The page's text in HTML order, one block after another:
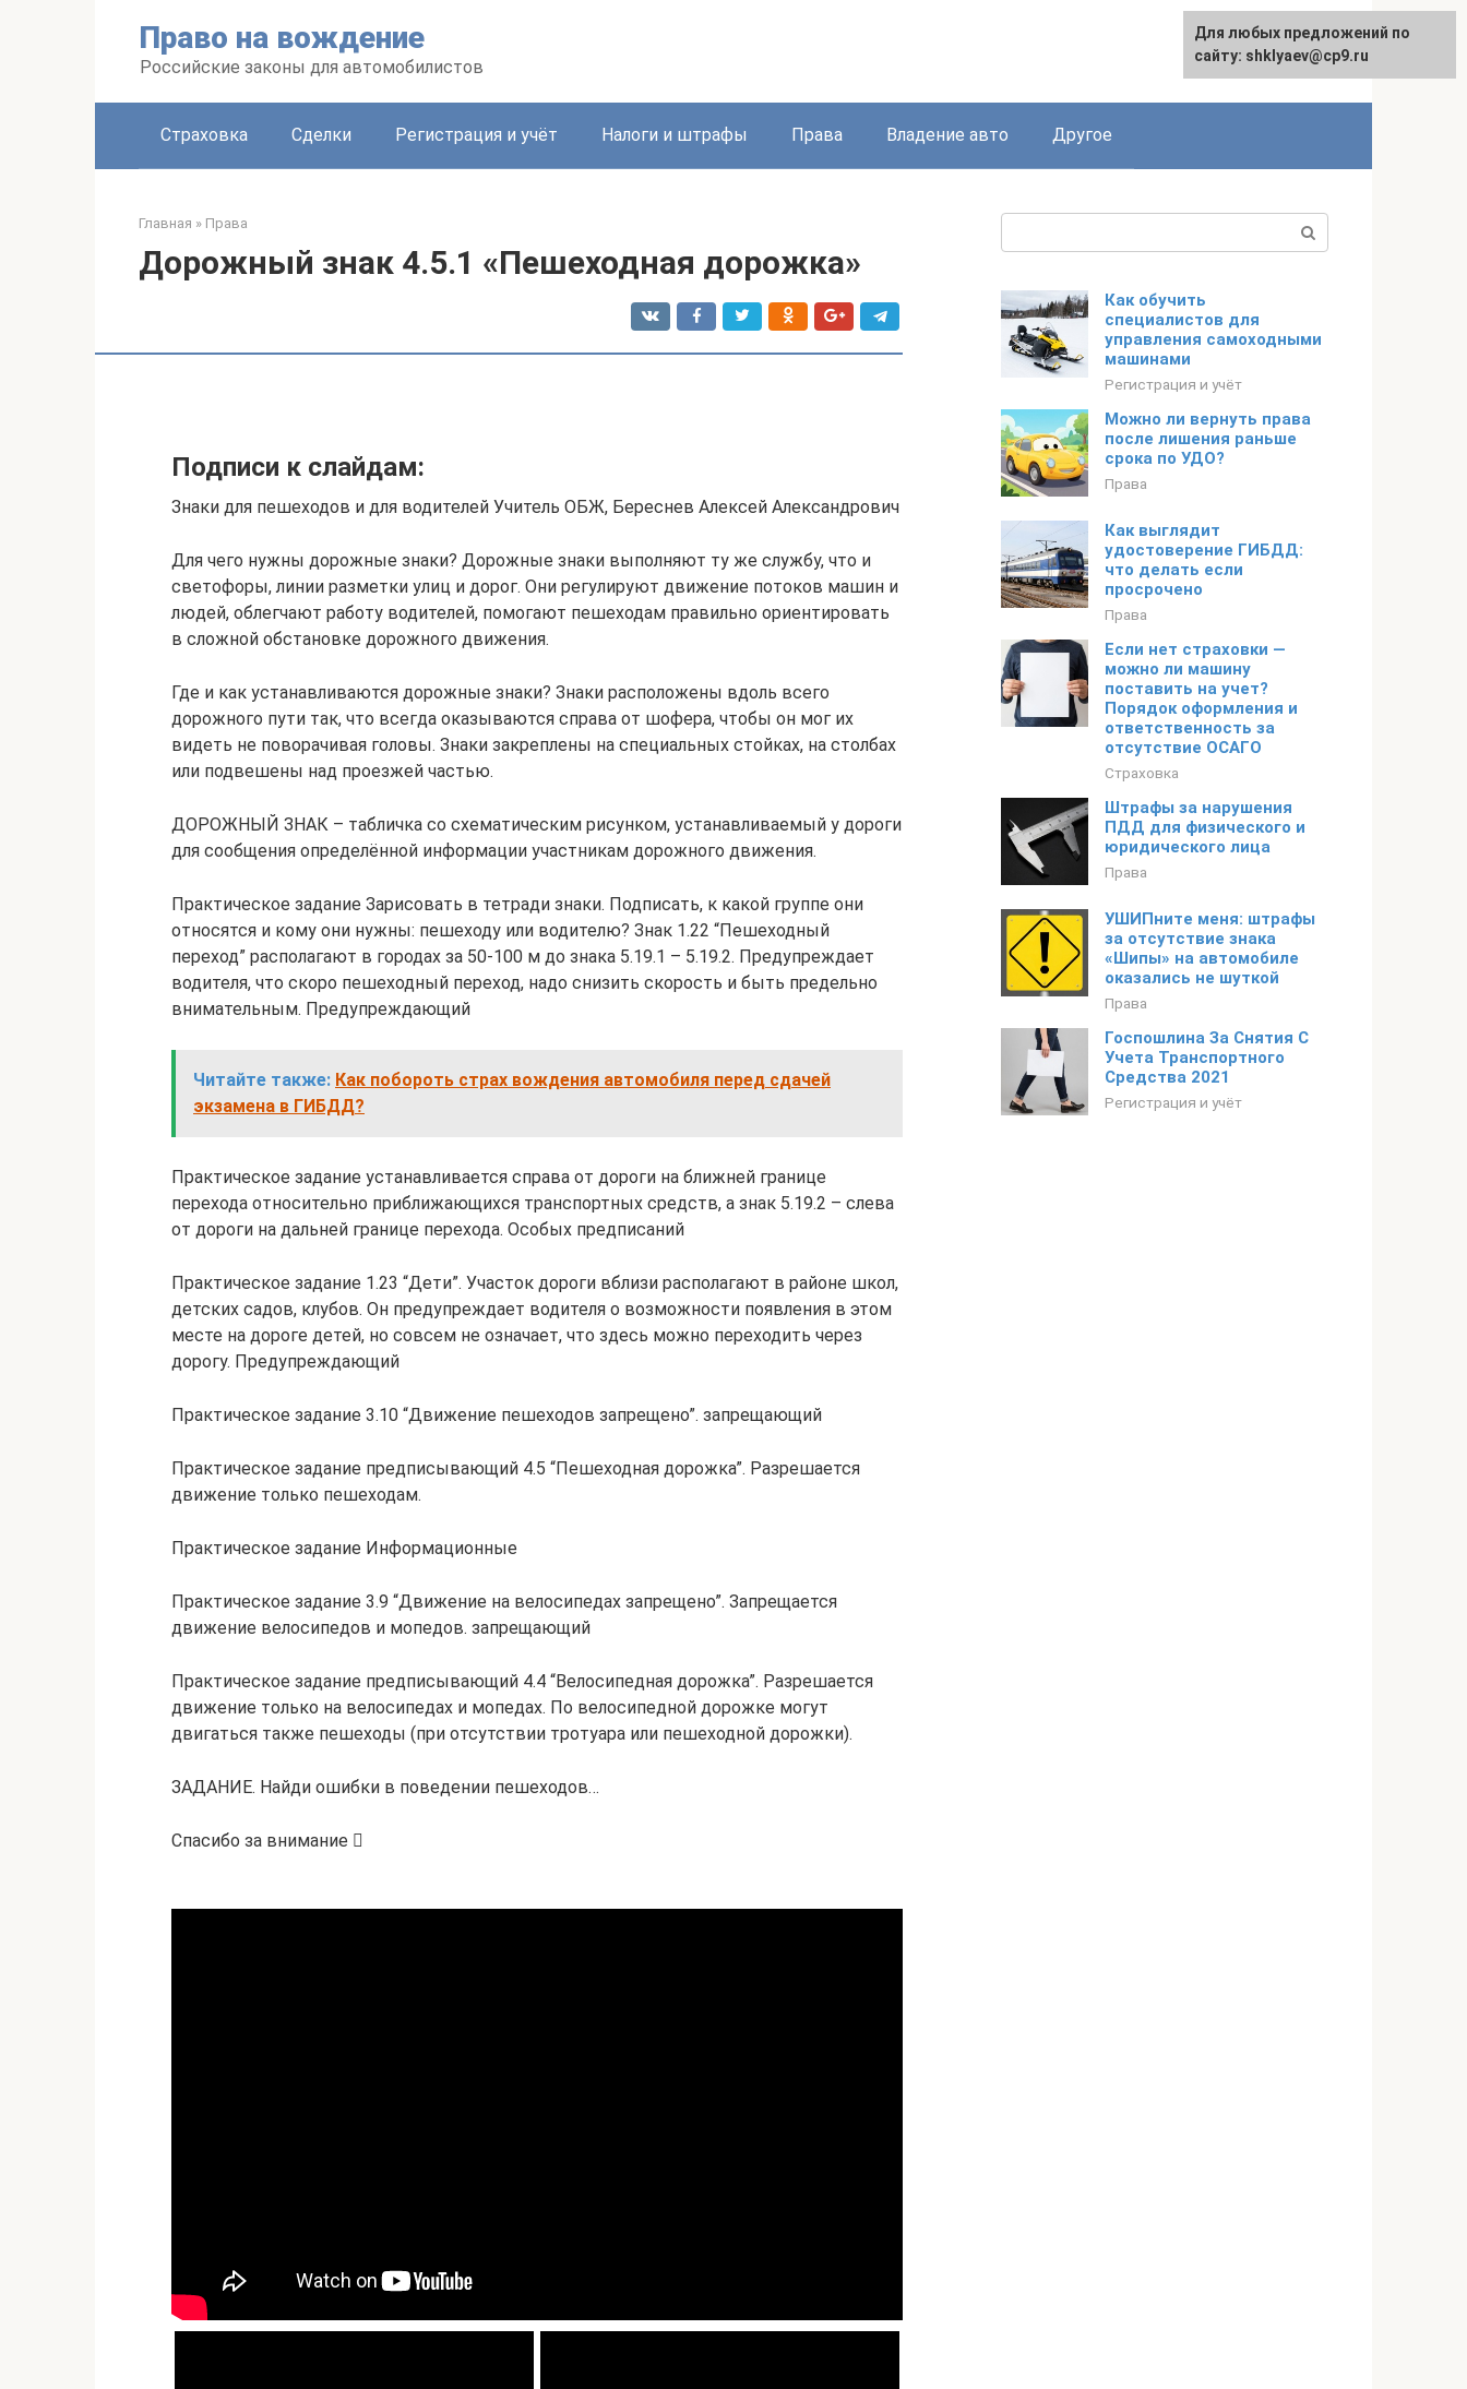
Право на вождение
Российские законы для автомобилистов
Страховка Сделки Регистрация и учёт Налоги и штрафы Права Владение авто Другое
Главная » Права
Дорожный знак 4.5.1 «Пешеходная дорожка»
Подписи к слайдам:
Знаки для пешеходов и для водителей Учитель ОБЖ, Береснев Алексей Александрович
Для чего нужны дорожные знаки? Дорожные знаки выполняют ту же службу, что и
светофоры, линии разметки улиц и дорог. Они регулируют движение потоков машин и
людей, облегчают работу водителей, помогают пешеходам правильно ориентировать
в сложной обстановке дорожного движения.
Где и как устанавливаются дорожные знаки? Знаки расположены вдоль всего
дорожного пути так, что всегда оказываются справа от шофера, чтобы он мог их
видеть не поворачивая головы. Знаки закреплены на специальных стойках, на столбах
или подвешены над проезжей частью.
ДОРОЖНЫЙ ЗНАК – табличка со схематическим рисунком, устанавливаемый у дороги
для сообщения определённой информации участникам дорожного движения.
Практическое задание Зарисовать в тетради знаки. Подписать, к какой группе они
относятся и кому они нужны: пешеходу или водителю? Знак 1.22 “Пешеходный
переход” располагают в городах за 50-100 м до знака 5.19.1 – 5.19.2. Предупреждает
водителя, что скоро пешеходный переход, надо снизить скорость и быть предельно
внимательным. Предупреждающий
Читайте также: Как побороть страх вождения автомобиля перед сдачей
экзамена в ГИБДД?
Практическое задание устанавливается справа от дороги на ближней границе
перехода относительно приближающихся транспортных средств, а знак 5.19.2 – слева
от дороги на дальней границе перехода. Особых предписаний
Практическое задание 1.23 “Дети”. Участок дороги вблизи располагают в районе школ,
детских садов, клубов. Он предупреждает водителя о возможности появления в этом
месте на дороге детей, но совсем не означает, что здесь можно переходить через
дорогу. Предупреждающий
Практическое задание 3.10 “Движение пешеходов запрещено”. запрещающий
Практическое задание предписывающий 4.5 “Пешеходная дорожка”. Разрешается
движение только пешеходам.
Практическое задание Информационные
Практическое задание 3.9 “Движение на велосипедах запрещено”. Запрещается
движение велосипедов и мопедов. запрещающий
Практическое задание предписывающий 4.4 “Велосипедная дорожка”. Разрешается
движение только на велосипедах и мопедах. По велосипедной дорожке могут
двигаться также пешеходы (при отсутствии тротуара или пешеходной дорожки).
ЗАДАНИЕ. Найди ошибки в поведении пешеходов…
Спасибо за внимание 
Как обучить
специалистов для
управления самоходными
машинами
Регистрация и учёт
Можно ли вернуть права
после лишения раньше
срока по УДО?
Права
Как выглядит
удостоверение ГИБДД:
что делать если
просрочено
Права
Если нет страховки —
можно ли машину
поставить на учет?
Порядок оформления и
ответственность за
отсутствие ОСАГО
Страховка
Штрафы за нарушения
ПДД для физического и
юридического лица
Права
УШИПните меня: штрафы
за отсутствие знака
«Шипы» на автомобиле
оказались не шуткой
Права
Госпошлина За Снятия С
Учета Транспортного
Средства 2021
Регистрация и учёт
Для любых предложений по
сайту: shklyaev@cp9.ru